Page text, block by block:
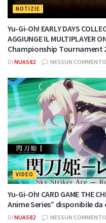
NOTIZIE
Yu-Gi-Oh! EARLY DAYS
AGGIUNGE IL MULTIPLAYER
Championship Tournament
DI NUAS82 NESSUN COMMENTO
VIDEO
Yu-Gi-Oh! CARD GAME THE
Anime Series” disponibile da
DI NUAS82 NESSUN COMMENTO